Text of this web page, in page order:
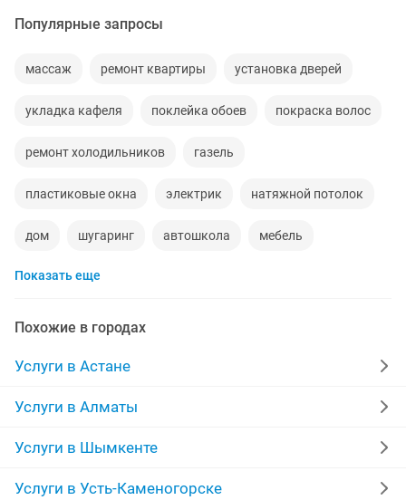
Популярные запросы
массаж ремонт квартиры установка дверей
укладка кафеля поклейка обоев покраска волос
ремонт холодильников газель
пластиковые окна электрик натяжной потолок
дом шугаринг автошкола мебель
сантехник
установка кондиционеров
вывоз мусора
ворота ремонт стиральных машин
грузоперевозки газель курсы массажа
Показать еще
Похожие в городах
Услуги в Астане
Услуги в Алматы
Услуги в Шымкенте
Услуги в Усть-Каменогорске